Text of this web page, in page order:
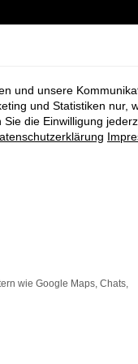
suchen.
Alternative
durch
und unsere
und Statistiken nur,
die Einwilligung
wie Google Maps, Chats,